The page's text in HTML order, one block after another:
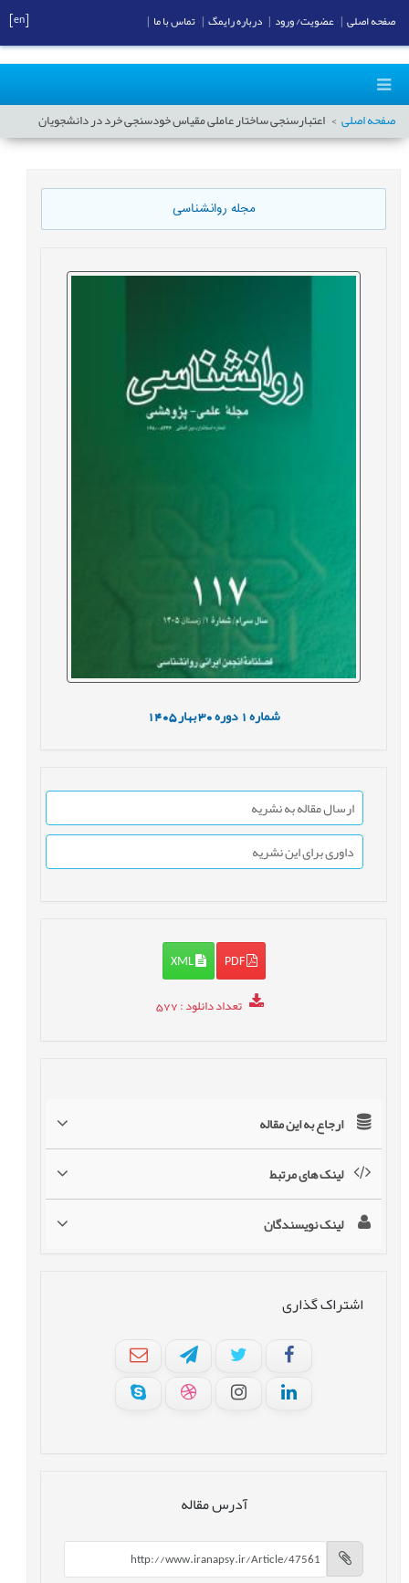
صفحه اصلی اعتبارسنجی ساختار عاملی مقیاس خودسنجی خرد در دانشجویان
مجله روانشناسی
شماره1 دوره30 بهار1405
ارسال مقاله به نشریه
داوری برای این نشریه
PDF
XML
تعداد دانلود: 577
ارجاع به این مقاله
لینک های مرتبط
لینک نویسندگان
اشتراک گذاری
آدرس مقاله
صفحه اصلی عضویت/ ورود درباره رایمگ تماس با ما